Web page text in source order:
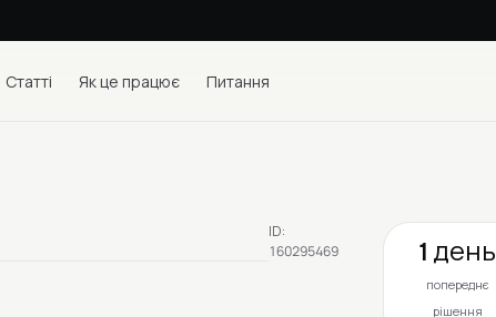
Статті Як це працює Питання
ID:
160295469
1 день
попереднє
рішення